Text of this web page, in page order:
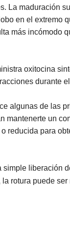
La maduración
en el extremo
más incómodo
oxitocina
durante
algunas de las
mantenerte un
reducida para
simple liberación
rotura puede ser